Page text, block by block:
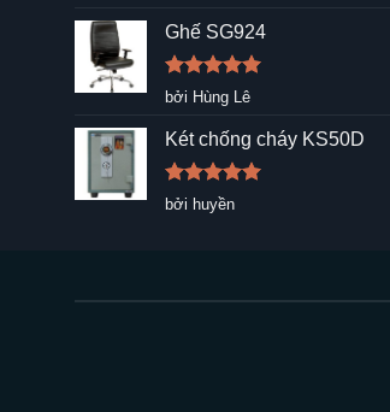
sao
Ghế SG924
Được xếp
5
sao
bởi Hùng Lê
Két chống cháy KS50D
Được xếp
hạng5
bởi huyền